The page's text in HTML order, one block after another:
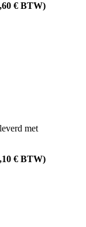
€ BTW)
met
€ BTW)